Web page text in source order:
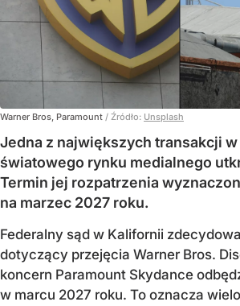
Warner Bros, Paramount / Źródło: Unsplash
Jedna z największych transakcji
światowego rynku medialnego
Termin jej rozpatrzenia
na marzec 2027 roku.
Federalny sąd w Kalifornii
dotyczący przejęcia Warner Bros.
koncern Paramount Skydance
w marcu 2027 roku. To oznacza